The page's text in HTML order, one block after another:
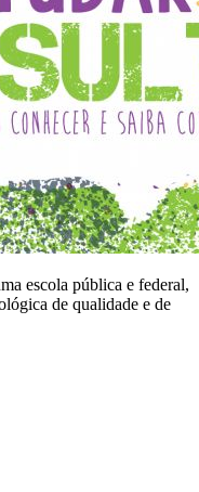
escola pública e federal,
de qualidade e de